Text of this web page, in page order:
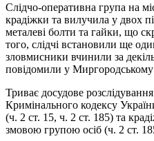
Слідчо-оперативна група на
крадіжки та вилучила у двох
металеві болти та гайки, що
того, слідчі встановили ще
зловмисники вчинили за
повідомили у Миргородському
Триває досудове
Кримінального кодексу
(ч. 2 ст. 15, ч. 2 ст. 185) та
змовою групою осіб (ч. 2 ст.